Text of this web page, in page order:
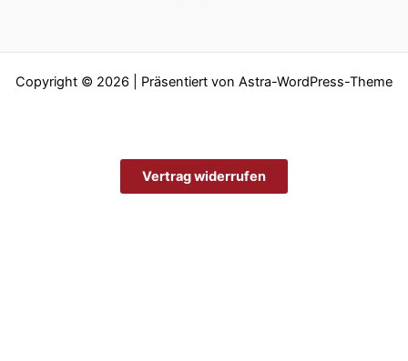
Copyright © 2026 | Präsentiert von Astra-WordPress-Theme
Vertrag widerrufen